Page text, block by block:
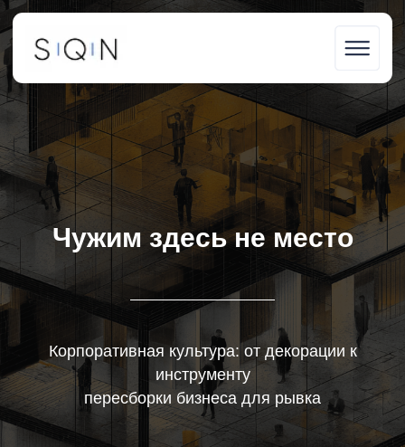
S | Q | N
Чужим здесь не место
Корпоративная культура: от декорации к
инструменту
пересборки бизнеса для рывка